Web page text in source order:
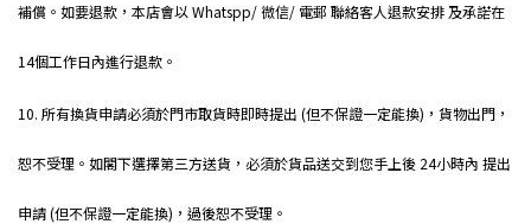
補償。如要退款，本店會以 Whatspp/ 微信/ 電郵 聯絡客人退款安排 及承諾在
14個工作日內進行退款。
10. 所有換貨申請必須於門市取貨時即時提出 (但不保證一定能換)，貨物出門，
恕不受理。如閣下選擇第三方送貨，必須於貨品送交到您手上後 24小時內 提出
申請 (但不保證一定能換)，過後恕不受理。